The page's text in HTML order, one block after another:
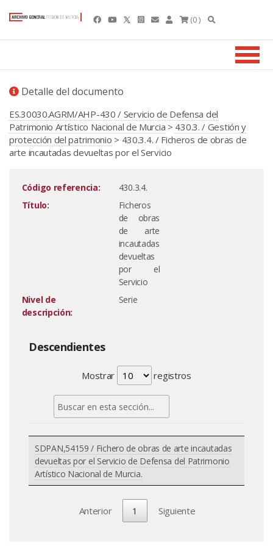
(0 )
Detalle del documento
ES.30030.AGRM/AHP-430 / Servicio de Defensa del
Patrimonio Artístico Nacional de Murcia > 430.3. / Gestión y
protección del patrimonio > 430.3.4. / Ficheros de obras de
arte incautadas devueltas por el Servicio
Código referencia:
430.3.4.
Título:
Ficheros
de obras
de arte
incautadas
devueltas
por el
Servicio
Nivel de
descripción:
Serie
Descendientes
Mostrar registros
SDPAN,54159 / Fichero de obras de arte incautadas
devueltas por el Servicio de Defensa del Patrimonio
Artístico Nacional de Murcia.
Anterior 1 Siguiente